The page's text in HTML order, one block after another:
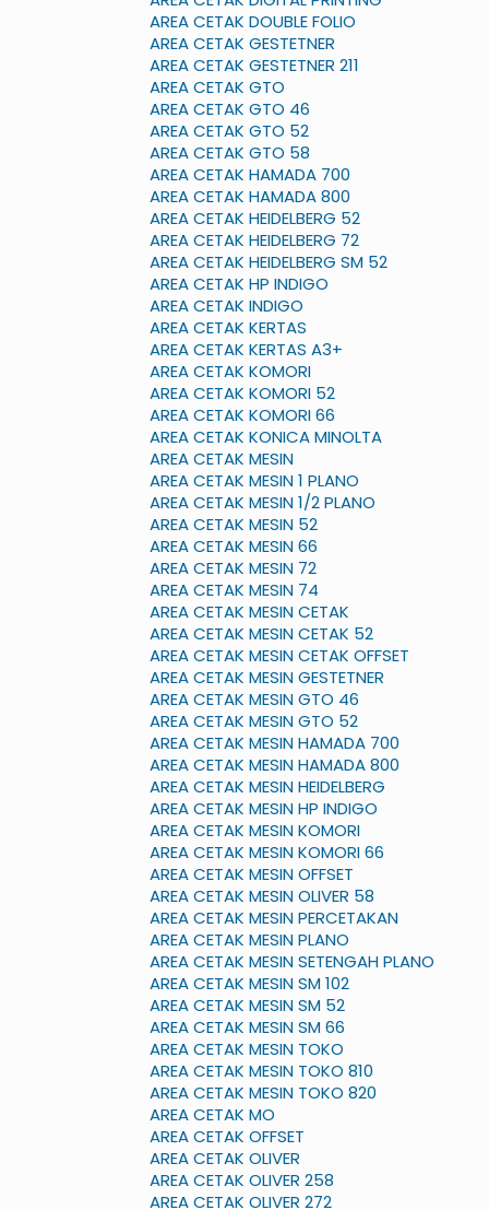
AREA CETAK DOUBLE FOLIO
AREA CETAK GESTETNER
AREA CETAK GESTETNER 211
AREA CETAK GTO
AREA CETAK GTO 46
AREA CETAK GTO 52
AREA CETAK GTO 58
AREA CETAK HAMADA 700
AREA CETAK HAMADA 800
AREA CETAK HEIDELBERG 52
AREA CETAK HEIDELBERG 72
AREA CETAK HEIDELBERG SM 52
AREA CETAK HP INDIGO
AREA CETAK INDIGO
AREA CETAK KERTAS
AREA CETAK KERTAS A3+
AREA CETAK KOMORI
AREA CETAK KOMORI 52
AREA CETAK KOMORI 66
AREA CETAK KONICA MINOLTA
AREA CETAK MESIN
AREA CETAK MESIN 1 PLANO
AREA CETAK MESIN 1/2 PLANO
AREA CETAK MESIN 52
AREA CETAK MESIN 66
AREA CETAK MESIN 72
AREA CETAK MESIN 74
AREA CETAK MESIN CETAK
AREA CETAK MESIN CETAK 52
AREA CETAK MESIN CETAK OFFSET
AREA CETAK MESIN GESTETNER
AREA CETAK MESIN GTO 46
AREA CETAK MESIN GTO 52
AREA CETAK MESIN HAMADA 700
AREA CETAK MESIN HAMADA 800
AREA CETAK MESIN HEIDELBERG
AREA CETAK MESIN HP INDIGO
AREA CETAK MESIN KOMORI
AREA CETAK MESIN KOMORI 66
AREA CETAK MESIN OFFSET
AREA CETAK MESIN OLIVER 58
AREA CETAK MESIN PERCETAKAN
AREA CETAK MESIN PLANO
AREA CETAK MESIN SETENGAH PLANO
AREA CETAK MESIN SM 102
AREA CETAK MESIN SM 52
AREA CETAK MESIN SM 66
AREA CETAK MESIN TOKO
AREA CETAK MESIN TOKO 810
AREA CETAK MESIN TOKO 820
AREA CETAK MO
AREA CETAK OFFSET
AREA CETAK OLIVER
AREA CETAK OLIVER 258
AREA CETAK OLIVER 272